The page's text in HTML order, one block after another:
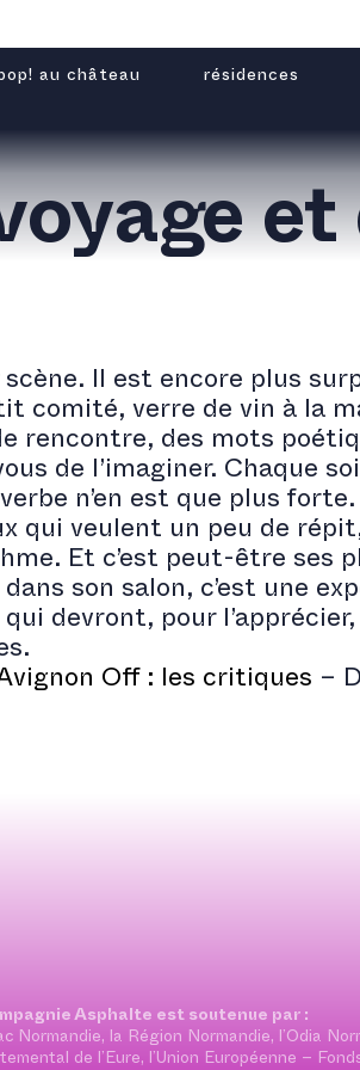
au château résidences
et
Il est encore plus
comité, verre de vin à la
rencontre, des mots
de l’imaginer. Chaque
n’en est que plus forte.
qui veulent un peu de
Et c’est peut-être ses
son salon, c’est une
devront, pour l’apprécier,
Off : les critiques –
Asphalte est soutenue par :
Normandie, la Région Normandie, l’Odia
de l’Eure, l’Union Européenne –